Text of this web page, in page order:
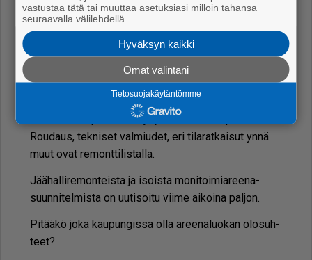
Rau­mal­la uu­dis­te­taan Äi­jän­suol­la jää­hal­lia ja työt al­
ka­van al­ka­van kau­den pää­tyt­tyä. Bud­jet­ti on hie­man
al­le 20 mil­joo­naa.
Rau­man Luk­ko Oy:n toi­mi­tus­joh­ta­jaRa­fa­el Ee­ro­lan
mu­kaan jää­hal­li muut­tuu aree­nak­si, jo­ten kaik­kien
mui­den­kin ta­pah­tu­mien jär­jes­tä­mi­nen hel­pot­tuu.
Rou­daus, tek­ni­set val­miu­det, eri ti­la­rat­kai­sut yn­nä
muut ovat re­mont­ti­lis­tal­la.
Jää­hal­li­re­mon­teis­ta ja isois­ta mo­ni­toi­mi­a­ree­na­
suun­ni­tel­mis­ta on uu­ti­soi­tu vii­me ai­koi­na pal­jon.
Pi­tää­kö joka kau­pun­gis­sa ol­la aree­na­luo­kan olo­suh­
teet?
vastustaa tätä tai muuttaa asetuksiasi milloin tahansa
seuraavalla välilehdellä.
Hyväksyn kaikki
Omat valintani
Tietosuojakäytäntömme